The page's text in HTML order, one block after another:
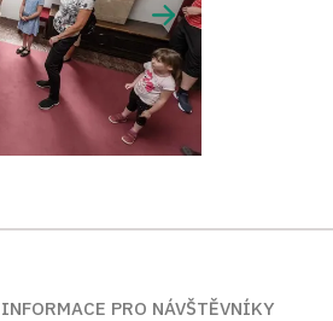
INFORMACE PRO NÁVŠTĚVNÍKY